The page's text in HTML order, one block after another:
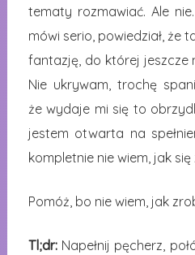
tematy rozmawiać. Ale
mówi serio, powiedział, że
fantazję, do której jeszcze
Nie ukrywam, trochę
że wydaje mi się to
jestem otwarta na
kompletnie nie wiem, jak
Pomóż, bo nie wiem, jak
Tl;dr:Napełnij pęcherz,